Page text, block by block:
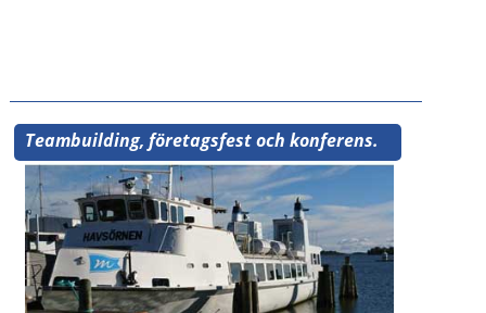
Teambuilding, företagsfest och konferens.